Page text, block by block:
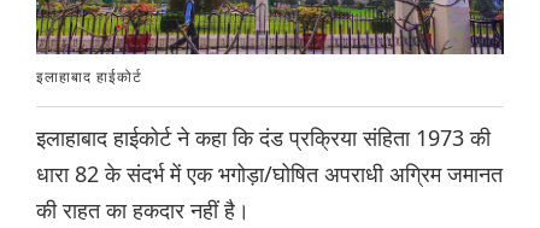
इलाहाबाद हाईकोर्ट
इलाहाबाद हाईकोर्ट ने कहा कि दंड प्रक्रिया संहिता 1973 की
धारा 82 के संदर्भ में एक भगोड़ा/घोषित अपराधी अग्रिम जमानत
की राहत का हकदार नहीं है।